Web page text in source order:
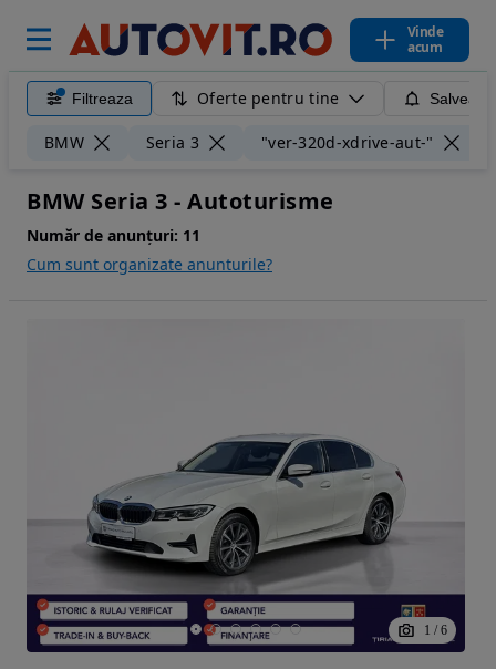
Vinde
acum
Filtreaza Oferte pentru tine
BMW Seria 3 "ver-320d-xdrive-aut-"
BMW Seria 3 - Autoturisme
Număr de anunțuri: 11
Cum sunt organizate anunturile?
1 / 6